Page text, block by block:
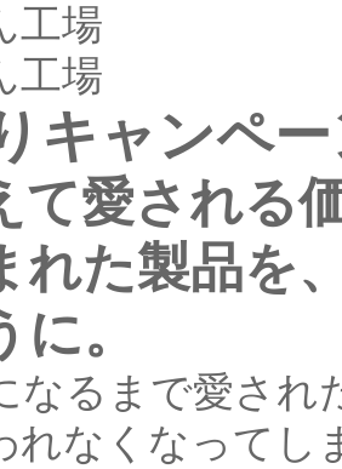
工場
工場
キャンペ
て愛される
れた製品を
。
なるまで愛さ
れなくなってし